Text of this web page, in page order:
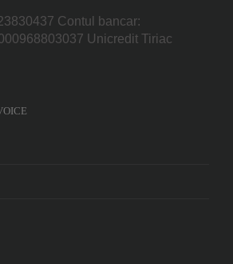
Contul bancar:
Unicredit Tiriac